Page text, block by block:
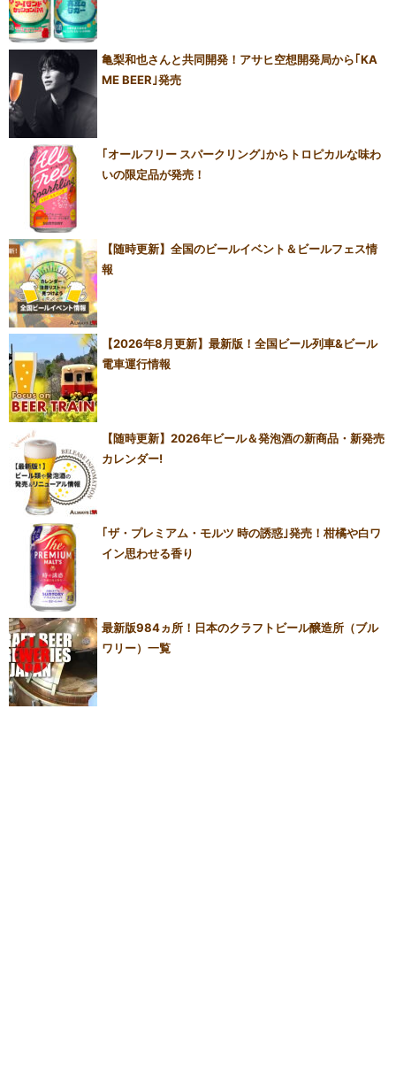
亀梨和也さんと共同開発！アサヒ空想開発局から｢KA
ME BEER｣発売
｢オールフリー スパークリング｣からトロピカルな味わ
いの限定品が発売！
【随時更新】全国のビールイベント＆ビールフェス情
報
【2026年8月更新】最新版！全国ビール列車&ビール
電車運行情報
【随時更新】2026年ビール＆発泡酒の新商品・新発売
カレンダー!
｢ザ・プレミアム・モルツ 時の誘惑｣発売！柑橘や白ワ
イン思わせる香り
最新版984ヵ所！日本のクラフトビール醸造所（ブル
ワリー）一覧